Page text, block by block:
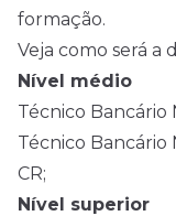
formação.
Veja como será a
Nível médio
Técnico Bancário
Técnico Bancário
CR;
Nível superior